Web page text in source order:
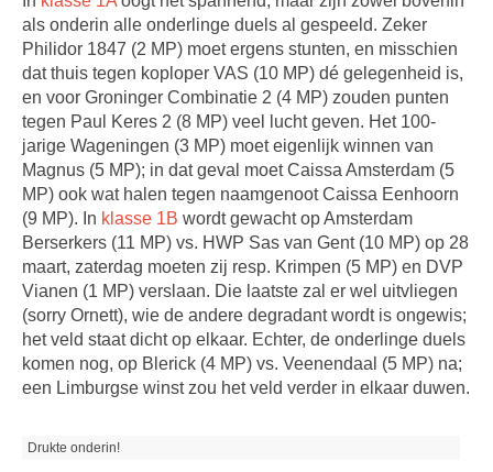
als onderin alle onderlinge duels al gespeeld. Zeker
Philidor 1847 (2 MP) moet ergens stunten, en misschien
dat thuis tegen koploper VAS (10 MP) dé gelegenheid is,
en voor Groninger Combinatie 2 (4 MP) zouden punten
tegen Paul Keres 2 (8 MP) veel lucht geven. Het 100-
jarige Wageningen (3 MP) moet eigenlijk winnen van
Magnus (5 MP); in dat geval moet Caissa Amsterdam (5
MP) ook wat halen tegen naamgenoot Caissa Eenhoorn
(9 MP). In klasse 1B wordt gewacht op Amsterdam
Berserkers (11 MP) vs. HWP Sas van Gent (10 MP) op 28
maart, zaterdag moeten zij resp. Krimpen (5 MP) en DVP
Vianen (1 MP) verslaan. Die laatste zal er wel uitvliegen
(sorry Ornett), wie de andere degradant wordt is ongewis;
het veld staat dicht op elkaar. Echter, de onderlinge duels
komen nog, op Blerick (4 MP) vs. Veenendaal (5 MP) na;
een Limburgse winst zou het veld verder in elkaar duwen.
Drukte onderin!